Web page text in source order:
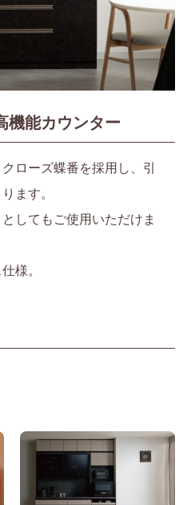
機能カウンター
ローズ蝶番を採用し、引
ます。
してもご使用いただけま
様。